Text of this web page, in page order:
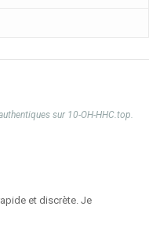
sur 10-OH-HHC.top.
et discrète. Je